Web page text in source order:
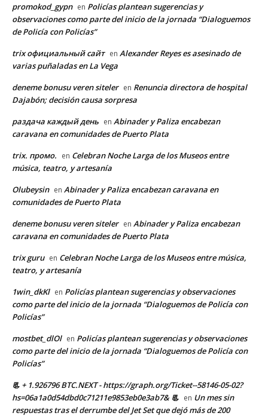
promokod_gypn en Policías plantean sugerencias y
observaciones como parte del inicio de la jornada “Dialoguemos
de Policía con Policías”
trix официальный сайт en Alexander Reyes es asesinado de
varias puñaladas en La Vega
deneme bonusu veren siteler en Renuncia directora de hospital
Dajabón; decisión causa sorpresa
раздача каждый день en Abinader y Paliza encabezan
caravana en comunidades de Puerto Plata
trix. промо. en Celebran Noche Larga de los Museos entre
música, teatro, y artesanía
Olubeysin en Abinader y Paliza encabezan caravana en
comunidades de Puerto Plata
deneme bonusu veren siteler en Abinader y Paliza encabezan
caravana en comunidades de Puerto Plata
trix guru en Celebran Noche Larga de los Museos entre música,
teatro, y artesanía
1win_dkKl en Policías plantean sugerencias y observaciones
como parte del inicio de la jornada “Dialoguemos de Policía con
Policías”
mostbet_dlOl en Policías plantean sugerencias y observaciones
como parte del inicio de la jornada “Dialoguemos de Policía con
Policías”
📃 + 1.926796 BTC.NEXT - https://graph.org/Ticket--58146-05-02?
hs=06a1a0d54dbd0c71211e9853eb0e3ab7& 📃 en Un mes sin
respuestas tras el derrumbe del Jet Set que dejó más de 200